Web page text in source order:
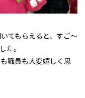
てもらえると、すご〜
た。
職員も大変嬉しく思